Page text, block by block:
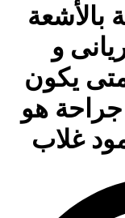
بالأشعة
و
الحرارى 2026، متى يكون
جراحة هو
غلاب